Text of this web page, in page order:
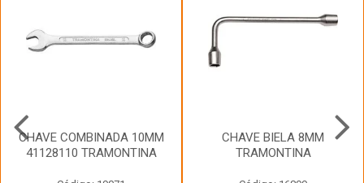
CHAVE COMBINADA 10MM
41128110 TRAMONTINA
CHAVE BIELA 8MM
TRAMONTINA